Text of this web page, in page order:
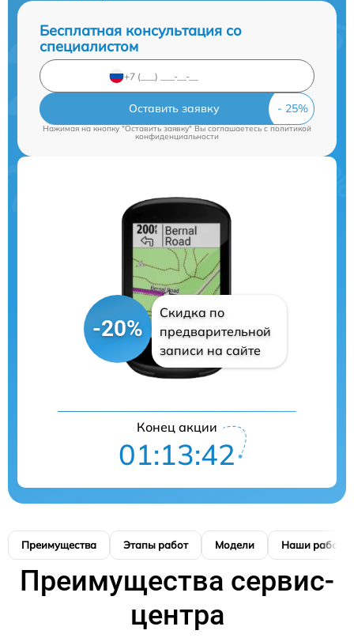
Бесплатная консультация со
специалистом
Оставить заявку
Нажимая на кнопку "Оставить заявку" Вы соглашаетесь cполитикой
конфиденциальности
-20%
Скидка по
предварительной
записи на сайте
Конец акции
01:13:42
Преимущества Этапы работ Модели Наши работы
Преимущества сервис-
центра